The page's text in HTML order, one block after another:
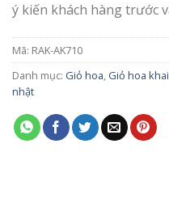
ý kiến khách hàng trước
Mã: RAK-AK710
Danh mục: Giỏ hoa, Giỏ hoa
nhật